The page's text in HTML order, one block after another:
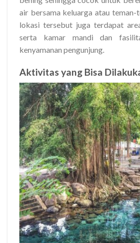
air bersama keluarga atau teman-
lokasi tersebut juga terdapat
serta kamar mandi dan
kenyamanan pengunjung.
Aktivitas yang Bisa